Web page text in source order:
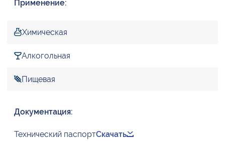
Применение:
Химическая
Алкогольная
Пищевая
Документация:
Технический паспортСкачать